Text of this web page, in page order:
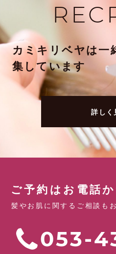
カミキリベヤは一
集しています
詳しく
ご予約はお電話
髪やお肌に関するご相談も
053-